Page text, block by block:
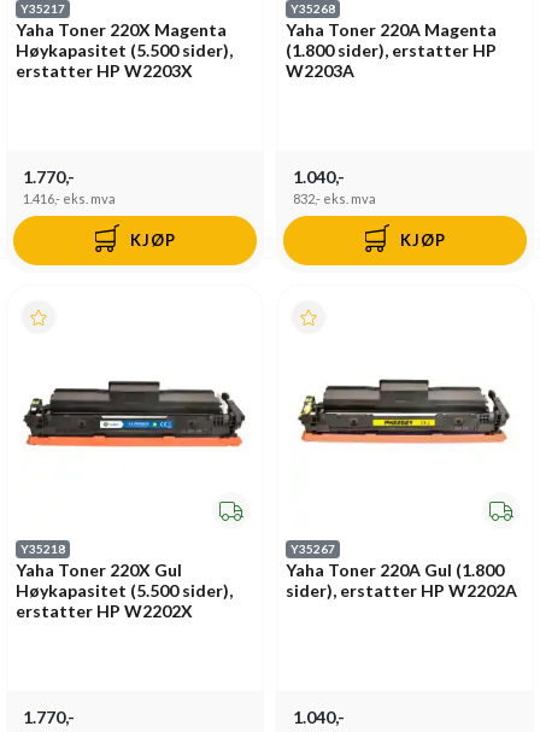
Y35217
Yaha Toner 220X Magenta
Høykapasitet (5.500 sider),
erstatter HP W2203X
1.770,-
1.416,- eks. mva
KJØP
Y35268
Yaha Toner 220A Magenta
(1.800 sider), erstatter HP
W2203A
1.040,-
832,- eks. mva
KJØP
Y35218
Yaha Toner 220X Gul
Høykapasitet (5.500 sider),
erstatter HP W2202X
1.770,-
Y35267
Yaha Toner 220A Gul (1.800
sider), erstatter HP W2202A
1.040,-